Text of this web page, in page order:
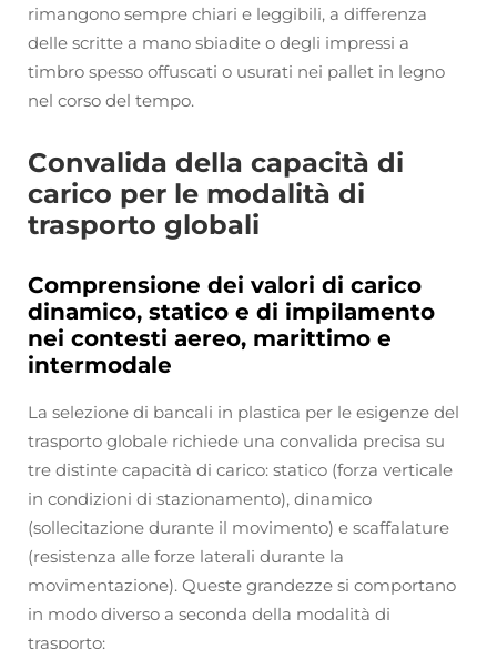
rimangono sempre chiari e leggibili, a differenza
delle scritte a mano sbiadite o degli impressi a
timbro spesso offuscati o usurati nei pallet in legno
nel corso del tempo.
Convalida della capacità di
carico per le modalità di
trasporto globali
Comprensione dei valori di carico
dinamico, statico e di impilamento
nei contesti aereo, marittimo e
intermodale
La selezione di bancali in plastica per le esigenze del
trasporto globale richiede una convalida precisa su
tre distinte capacità di carico: statico (forza verticale
in condizioni di stazionamento), dinamico
(sollecitazione durante il movimento) e scaffalature
(resistenza alle forze laterali durante la
movimentazione). Queste grandezze si comportano
in modo diverso a seconda della modalità di
trasporto: